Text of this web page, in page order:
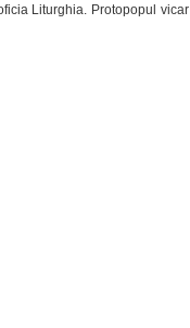
Liturghia. Protopopul vicar